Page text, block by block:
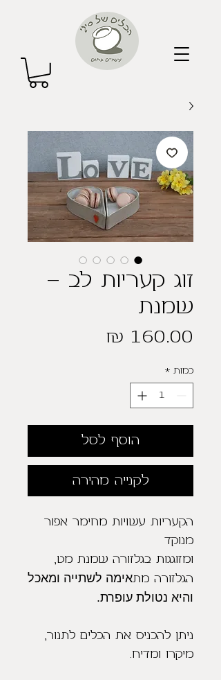
זוג קעריות לב -
שמנת
מחיר
כמות *
הוסף לסל
לקנייה מהירה
הקעריות עשויות מחימר אפור
מנוקד
ומזוגגות בגלזורה שמנת מט,
הגלזורה מתאימה לשתייה ומאכל
והיא נטולת עופרת.
ניתן להכניס את הכלים לתנור,
מיקרו ומדיח.